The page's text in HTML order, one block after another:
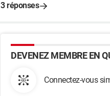
3 réponses
DEVENEZ MEMBRE EN
Connectez-vous